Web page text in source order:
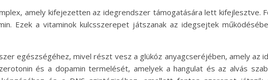
amely kifejezetten az idegrendszer támogatására lett kifejlesztve.
Ezek a vitaminok kulcsszerepet játszanak az idegsejtek
egészségéhez, mivel részt vesz a glükóz anyagcseréjében, amely az
és a dopamin termelését, amelyek a hangulat és az alvás